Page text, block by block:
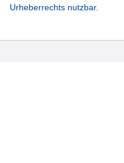
Urheberrechts nutzbar.